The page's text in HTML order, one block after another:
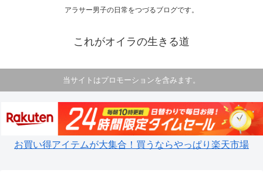
アラサー男子の日常をつづるブログです。
これがオイラの生きる道
当サイトはプロモーションを含みます。
お買い得アイテムが大集合！買うならやっぱり楽天市場